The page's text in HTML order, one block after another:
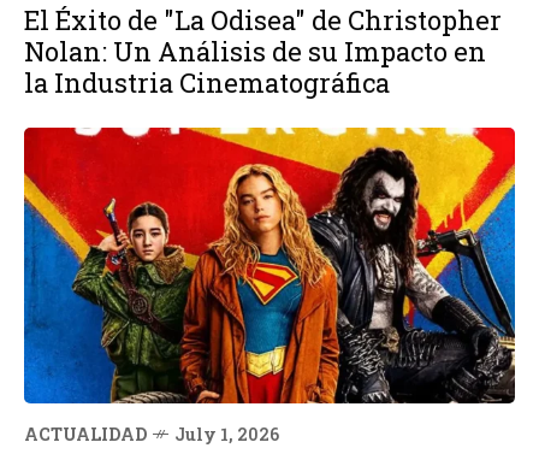
El Éxito de "La Odisea" de Christopher
Nolan: Un Análisis de su Impacto en
la Industria Cinematográfica
ACTUALIDAD July 1, 2026